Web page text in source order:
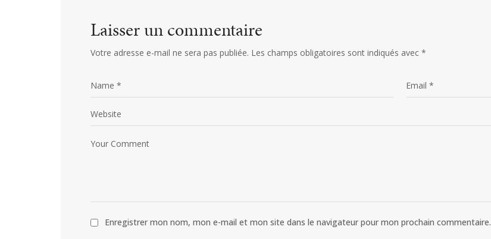
Laisser un commentaire
Votre adresse e-mail ne sera pas publiée. Les champs obligatoires sont indiqués avec *
Enregistrer mon nom, mon e-mail et mon site dans le navigateur pour mon prochain commentaire.